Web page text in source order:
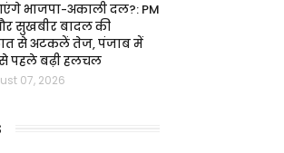
भाजपा-अकाली दल?: PM
सुखबीर बादल की
से अटकलें तेज, पंजाब में
पहले बढ़ी हलचल
07, 2026